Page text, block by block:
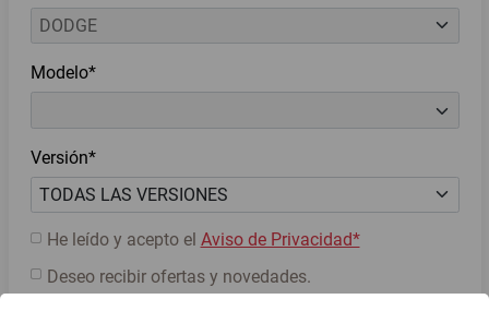
Modelo*
Versión*
He leído y acepto el Aviso de Privacidad*
Deseo recibir ofertas y novedades.